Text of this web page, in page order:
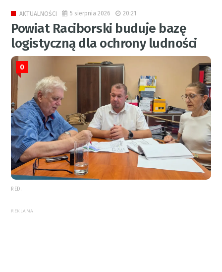
AKTUALNOŚCI 5 sierpnia 2026 20:21
Powiat Raciborski buduje bazę
logistyczną dla ochrony ludności
0
RED.
REKLAMA